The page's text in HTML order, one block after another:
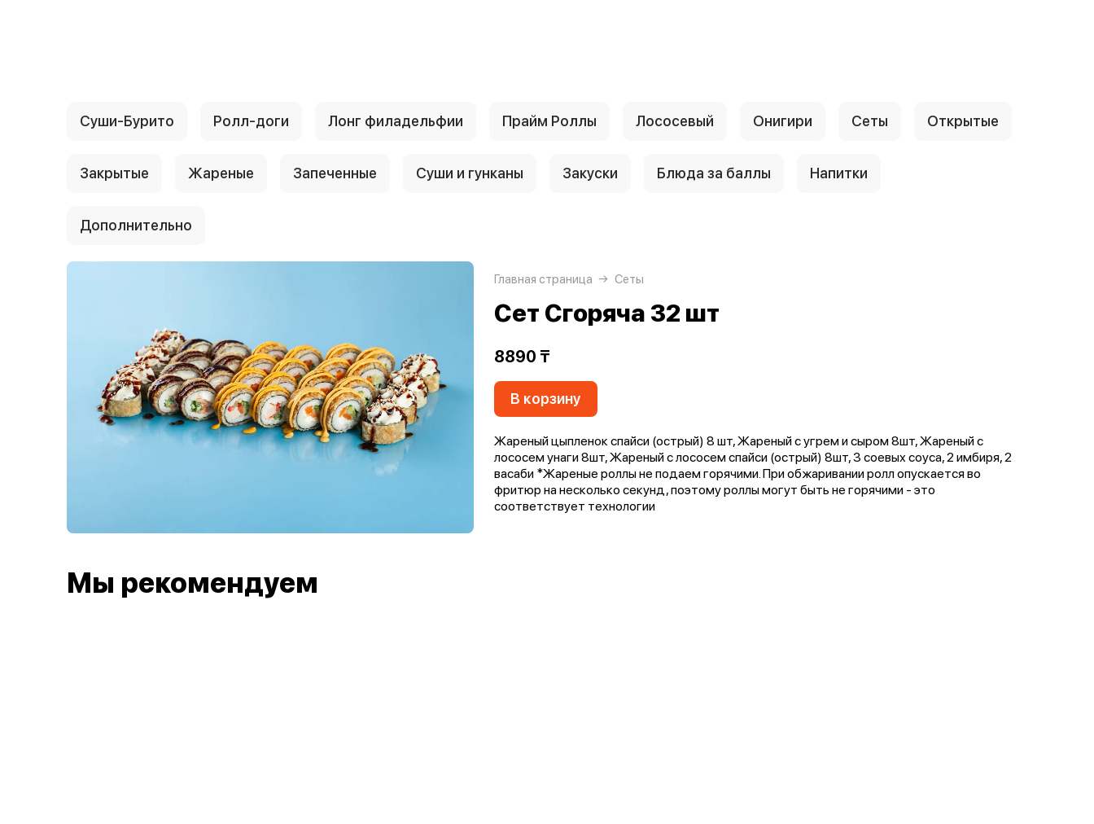
Суши-Бурито Ролл-доги Лонг филадельфии Прайм Роллы Лососевый Онигири Сеты Открытые
Закрытые Жареные Запеченные Суши и гунканы Закуски Блюда за баллы Напитки
Дополнительно
Главная страница Сеты
Сет Сгоряча 32 шт
8890 ₸
В корзину
Жареный цыпленок спайси (острый) 8 шт, Жареный с угрем и сыром 8шт, Жареный с
лососем унаги 8шт, Жареный с лососем спайси (острый) 8шт, 3 соевых соуса, 2 имбиря, 2
васаби *Жареные роллы не подаем горячими. При обжаривании ролл опускается во
фритюр на несколько секунд, поэтому роллы могут быть не горячими - это
соответствует технологии
Мы рекомендуем